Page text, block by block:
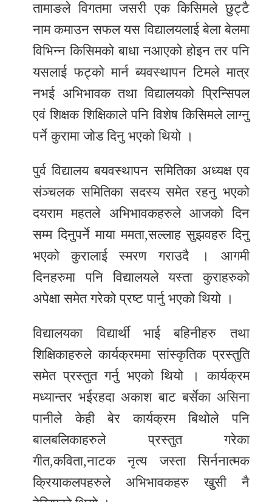
तामाङले विगतमा जसरी एक किसिमले छुट्टै
नाम कमाउन सफल यस विद्यालयलाई बेला बेलमा
विभिन्न किसिमको बाधा नआएको होइन तर पनि
यसलाई फट्को मार्न ब्यवस्थापन टिमले मात्र
नभई अभिभावक तथा विद्यालयको प्रिन्सिपल
एवं शिक्षक शिक्षिकाले पनि विशेष किसिमले लाग्नु
पर्ने कुरामा जोड दिनु भएको थियो ।
पुर्व विद्यालय बयवस्थापन समितिका अध्यक्ष एव
संञ्चलक समितिका सदस्य समेत रहनु भएको
दयराम महतले अभिभावकहरुले आजको दिन
सम्म दिनुपर्ने माया ममता,सल्लाह सुझवहरु दिनु
भएको कुरालाई स्मरण गराउदै । आगमी
दिनहरुमा पनि विद्यालयले यस्ता कुराहरुको
अपेक्षा समेत गरेको प्रष्ट पार्नु भएको थियो ।
विद्यालयका विद्यार्थी भाई बहिनीहरु तथा
शिक्षिकाहरुले कार्यक्रममा सांस्कृतिक प्रस्तुति
समेत प्रस्तुत गर्नु भएको थियो । कार्यक्रम
मध्यान्तर भईरहदा अकाश बाट बर्सेका असिना
पानीले केही बेर कार्यक्रम बिथोले पनि
बालबलिकाहरुले प्रस्तुत गरेका
गीत,कविता,नाटक नृत्य जस्ता सिर्ननात्मक
क्रियाकलपहरुले अभिभावकहरु खुुसी नै